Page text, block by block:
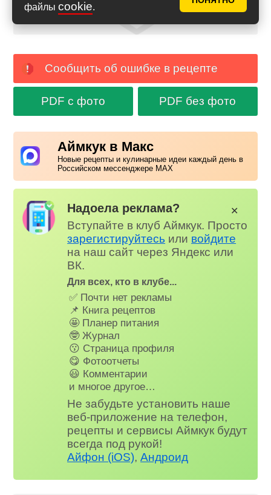
файлы cookie.
Сообщить об ошибке в рецепте
PDF с фото PDF без фото
Аймкук в Макс
Новые рецепты и кулинарные идеи каждый день в
Российском мессенджере MAX
Надоела реклама?
Вступайте в клуб Аймкук. Просто
зарегистируйтесь или войдите
на наш сайт через Яндекс или
ВК.
Для всех, кто в клубе...
✅ Почти нет рекламы
📌 Книга рецептов
🤩 Планер питания
🤓 Журнал
😗 Страница профиля
😋 Фотоотчеты
😃 Комментарии
и многое другое…
Не забудьте установить наше
веб-приложение на телефон,
рецепты и сервисы Аймкук будут
всегда под рукой!
Айфон (iOS),Андроид
✕